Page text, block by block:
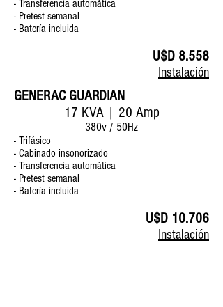
- Transferencia automática
- Pretest semanal
- Batería incluida
U$D 8.558
Instalación
GENERAC GUARDIAN
17 KVA | 20 Amp
380v / 50Hz
- Trifásico
- Cabinado insonorizado
- Transferencia automática
- Pretest semanal
- Batería incluida
U$D 10.706
Instalación